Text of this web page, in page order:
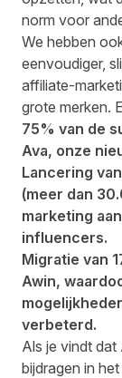
norm voor
We hebben
eenvoudiger,
affiliate-
grote merken.
75% van de
Ava, onze
Lancering
(meer dan
marketing
influencers.
Migratie van
Awin,
verbeterd.
Als je vindt
bijdragen in